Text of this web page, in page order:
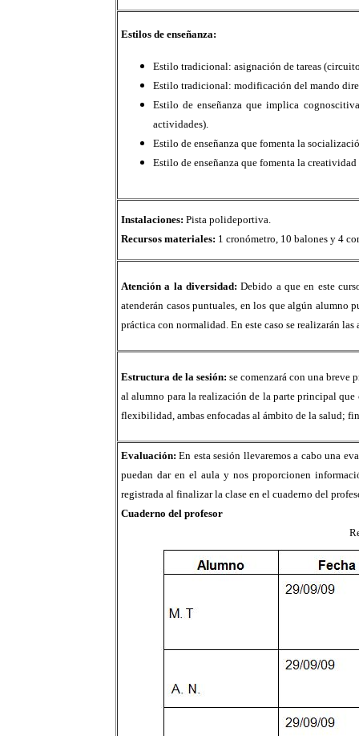
Estilos de enseñanza:
Estilo tradicional: asignación de tareas
Estilo tradicional: modificación del mando
Estilo de enseñanza que implica
actividades).
Estilo de enseñanza que fomenta la
Estilo de enseñanza que fomenta la
Instalaciones: Pista polideportiva.
Recursos materiales: 1 cronómetro, 10 balones y 4
Atención a la diversidad:Debido a que en este
atenderán casos puntuales, en los que algún
práctica con normalidad. En este caso se realizarán
Estructura de la sesión: se comenzará con una breve
al alumno para la realización de la parte principal que
flexibilidad, ambas enfocadas al ámbito de la salud;
Evaluación:En esta sesión llevaremos a cabo una
puedan dar en el aula y nos proporcionen
registrada al finalizar la clase en el cuaderno del
Cuaderno del profesor